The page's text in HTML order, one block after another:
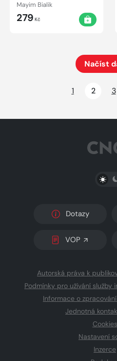
Mayim Bialik
279 Kč
Načíst
1
2 3
Dotazy
VOP
Autorská práva k
Podmínky pro užívání služby
Informace o
Jednotná
Cookies
Nastavení
Inzerce